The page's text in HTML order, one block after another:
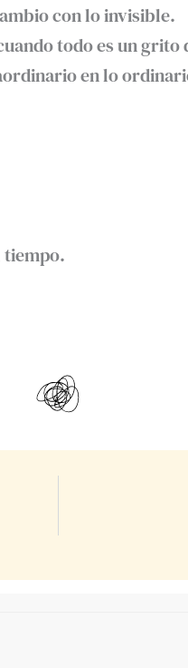
con lo invisible.⁣
todo es un grito
en lo
tiempo.⁣